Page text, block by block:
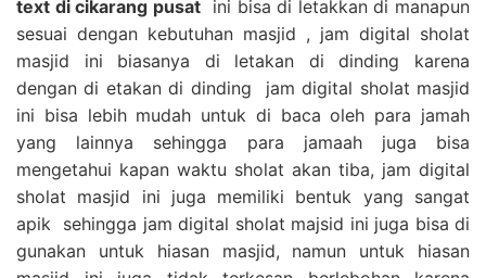
text di cikarang pusatini bisa di letakkan di manapun
sesuai dengan kebutuhan masjid , jam digital sholat
masjid ini biasanya di letakan di dinding karena
dengan di etakan di dinding jam digital sholat masjid
ini bisa lebih mudah untuk di baca oleh para jamah
yang lainnya sehingga para jamaah juga bisa
mengetahui kapan waktu sholat akan tiba, jam digital
sholat masjid ini juga memiliki bentuk yang sangat
apik sehingga jam digital sholat majsid ini juga bisa di
gunakan untuk hiasan masjid, namun untuk hiasan